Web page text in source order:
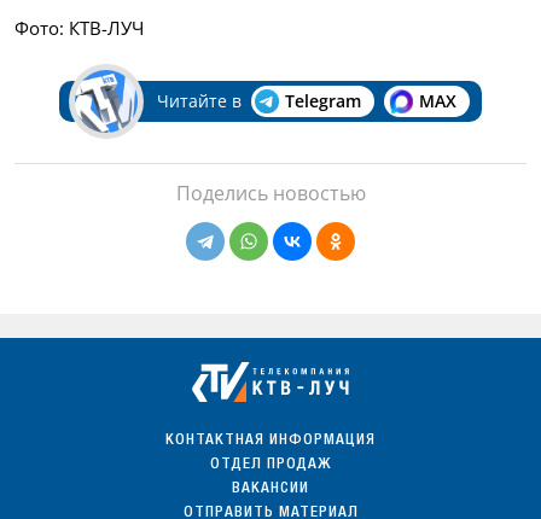
Фото: КТВ-ЛУЧ
Читайте в Telegram MAX
Поделись новостью
КОНТАКТНАЯ ИНФОРМАЦИЯ
ОТДЕЛ ПРОДАЖ
ВАКАНСИИ
ОТПРАВИТЬ МАТЕРИАЛ